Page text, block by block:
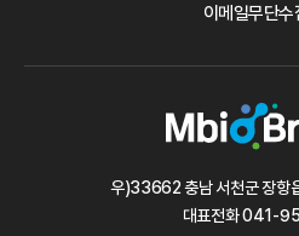
이메일무단수
우)33662 충남 서천군 장항
대표전화041-